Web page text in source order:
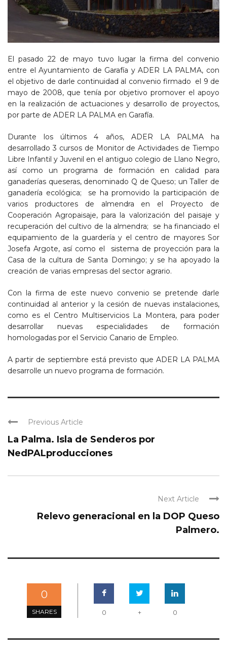
El pasado 22 de mayo tuvo lugar la firma del convenio
entre el Ayuntamiento de Garafía y ADER LA PALMA, con
el objetivo de darle continuidad al convenio firmado el 9 de
mayo de 2008, que tenía por objetivo promover el apoyo
en la realización de actuaciones y desarrollo de proyectos,
por parte de ADER LA PALMA en Garafía.
Durante los últimos 4 años, ADER LA PALMA ha
desarrollado 3 cursos de Monitor de Actividades de Tiempo
Libre Infantil y Juvenil en el antiguo colegio de Llano Negro,
así como un programa de formación en calidad para
ganaderías queseras, denominado Q de Queso; un Taller de
ganadería ecológica; se ha promovido la participación de
varios productores de almendra en el Proyecto de
Cooperación Agropaisaje, para la valorización del paisaje y
recuperación del cultivo de la almendra; se ha financiado el
equipamiento de la guardería y el centro de mayores Sor
Josefa Argote, así como el sistema de proyección para la
Casa de la cultura de Santa Domingo; y se ha apoyado la
creación de varias empresas del sector agrario.
Con la firma de este nuevo convenio se pretende darle
continuidad al anterior y la cesión de nuevas instalaciones,
como es el Centro Multiservicios La Montera, para poder
desarrollar nuevas especialidades de formación
homologadas por el Servicio Canario de Empleo.
A partir de septiembre está previsto que ADER LA PALMA
desarrolle un nuevo programa de formación.
Previous Article
La Palma. Isla de Senderos por
NedPALproducciones
Next Article
Relevo generacional en la DOP Queso
Palmero.
0
SHARES 0 + 0